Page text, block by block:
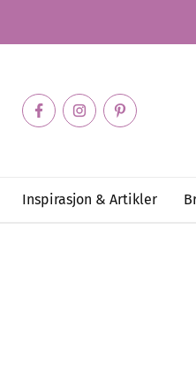
Inspirasjon & Artikler